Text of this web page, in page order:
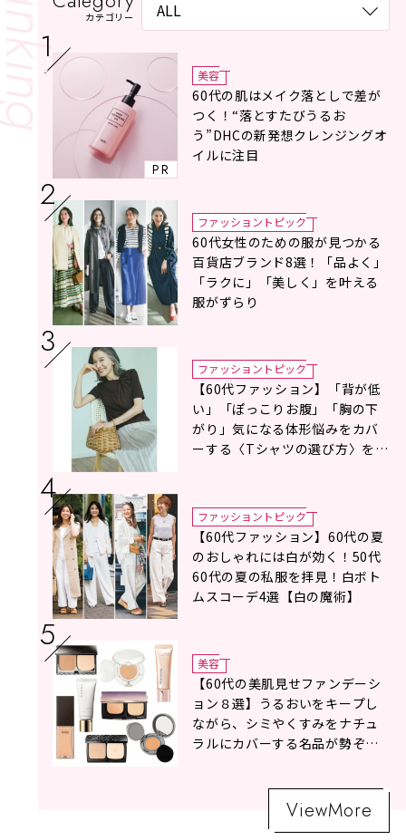
カテゴリー
PR
美容
60代の肌はメイク落としで差が
つく！“落とすたびうるお
う”DHCの新発想クレンジングオ
イルに注目
ファッショントピック
60代女性のための服が見つかる
百貨店ブランド8選！「品よく」
「ラクに」「美しく」を叶える
服がずらり
ファッショントピック
【60代ファッション】「背が低
い」「ぽっこりお腹」「胸の下
がり」気になる体形悩みをカバ
ーする〈Tシャツの選び方〉をス
ファッショントピック
【60代ファッション】60代の夏
のおしゃれには白が効く！50代
60代の夏の私服を拝見！白ボト
ムスコーデ4選【白の魔術】
美容
【60代の美肌見せファンデーシ
ョン８選】うるおいをキープし
ながら、シミやくすみをナチュ
ラルにカバーする名品が勢ぞろ
ViewMore